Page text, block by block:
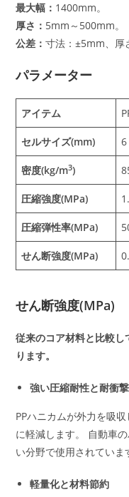
最大幅： 1400mm。
厚さ： 5mm～500mm。
公差：寸法：±5mm、厚
パラメーター
アイテム
セルサイズ(mm) 6
密度(kg/m3)
圧縮強度(MPa)
圧縮弾性率(MPa)
せん断強度(MPa)
せん断強度(MPa)
従来のコア材料と比較
ります。
強い圧縮耐性と耐衝
PPハニカムが外力を吸
に軽減します。 自動車
い分野で使用されていま
軽量化と材料節約